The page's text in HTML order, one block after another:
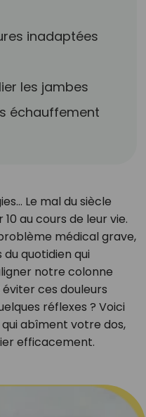
inadaptées
les jambes
échauffement
Le mal du siècle
au cours de leur vie.
médical grave,
quotidien qui
notre colonne
ces douleurs
réflexes ? Voici
abîment votre dos,
efficacement.